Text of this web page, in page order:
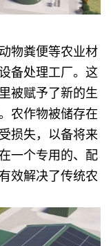
物粪便等农业材
备处理工厂。这
被赋予了新的生
农作物被储存在
损失，以备将来
一个专用的、配
效解决了传统农